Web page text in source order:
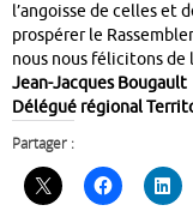
l’angoisse de celles et
prospérer le
nous nous félicitons de
Jean-Jacques Bougault
Délégué régional
Partager :